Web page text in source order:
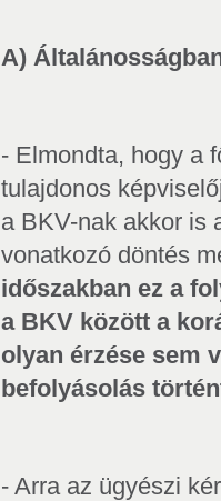
A)
- Elmondta, hogy a
tulajdonos
a BKV-nak akkor is
vonatkozó döntés
időszakban ez a
a BKV között a
olyan érzése sem
befolyásolás
- Arra az ügyészi